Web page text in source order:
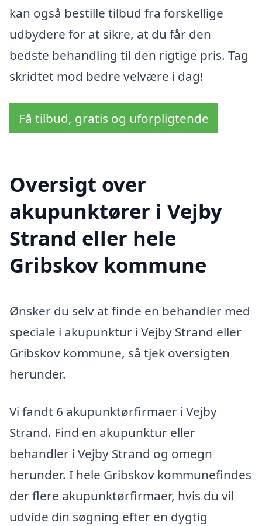
kan også bestille tilbud fra forskellige
udbydere for at sikre, at du får den
bedste behandling til den rigtige pris. Tag
skridtet mod bedre velvære i dag!
Få tilbud, gratis og uforpligtende
Oversigt over
akupunktører i Vejby
Strand eller hele
Gribskov kommune
Ønsker du selv at finde en behandler med
speciale i akupunktur i Vejby Strand eller
Gribskov kommune, så tjek oversigten
herunder.
Vi fandt 6 akupunktørfirmaer i Vejby
Strand. Find en akupunktur eller
behandler i Vejby Strand og omegn
herunder. I hele Gribskov kommunefindes
der flere akupunktørfirmaer, hvis du vil
udvide din søgning efter en dygtig